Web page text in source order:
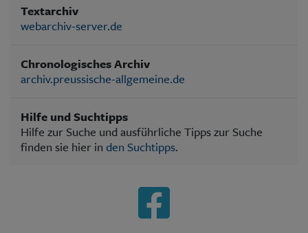
Textarchiv
webarchiv-server.de
Chronologisches Archiv
archiv.preussische-allgemeine.de
Hilfe und Suchtipps
Hilfe zur Suche und ausführliche Tipps zur Suche
finden sie hier in den Suchtipps.